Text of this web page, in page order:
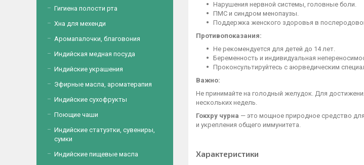
Нарушения нервной системы, головные боли.
ПМС и синдром менопаузы.
Поддержка женского здоровья в
Противопоказания:
Не рекомендуется для детей до 14 лет.
Беременность и индивидуальная
Проконсультируйтесь с аюрведическим
Важно:
Не принимайте на голодный желудок. Для
нескольких недель.
Гокхру чурна — это мощное природное средство
и укрепления общего иммунитета.
Характеристики
Гигиена полости рта
Хна для мехенди
Аромапалочки, благовония
Индийская медная посуда
Индийские украшения
Эфирные масла, ароматерапия
Индийские сухофрукты
Поющие чаши
Индийские статуэтки, сувениры,
сумки
Индийские пищевые масла